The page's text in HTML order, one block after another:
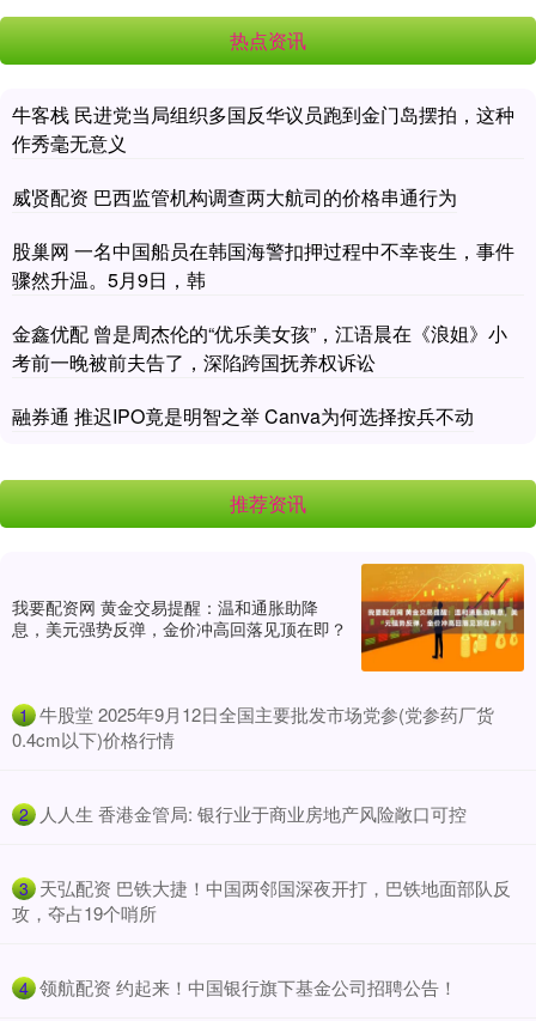
热点资讯
牛客栈 民进党当局组织多国反华议员跑到金门岛摆拍，这种
作秀毫无意义
威贤配资 巴西监管机构调查两大航司的价格串通行为
股巢网 一名中国船员在韩国海警扣押过程中不幸丧生，事件
骤然升温。5月9日，韩
金鑫优配 曾是周杰伦的“优乐美女孩”，江语晨在《浪姐》小
考前一晚被前夫告了，深陷跨国抚养权诉讼
融券通 推迟IPO竟是明智之举 Canva为何选择按兵不动
推荐资讯
我要配资网 黄金交易提醒：温和通胀助降
息，美元强势反弹，金价冲高回落见顶在即？
1 ​牛股堂 2025年9月12日全国主要批发市场党参(党参药厂货
0.4cm以下)价格行情
2 ​人人生 香港金管局: 银行业于商业房地产风险敞口可控
3 ​天弘配资 巴铁大捷！中国两邻国深夜开打，巴铁地面部队反
攻，夺占19个哨所
4 ​领航配资 约起来！中国银行旗下基金公司招聘公告！